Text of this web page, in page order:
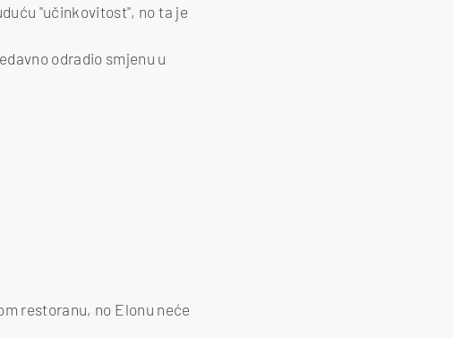
"učinkovitost", no ta je
odradio smjenu u
restoranu, no Elonu neće